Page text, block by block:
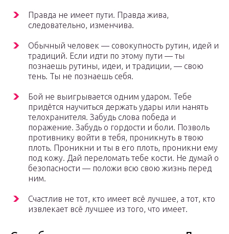
Правда не имеет пути. Правда жива,
следовательно, изменчива.
Обычный человек — совокупность рутин, идей и
традиций. Если идти по этому пути — ты
познаешь рутины, идеи, и традиции, — свою
тень. Ты не познаешь себя.
Бой не выигрывается одним ударом. Тебе
придётся научиться держать удары или нанять
телохранителя. Забудь слова победа и
поражение. Забудь о гордости и боли. Позволь
противнику войти в тебя, проникнуть в твою
плоть. Проникни и ты в его плоть, проникни ему
под кожу. Дай переломать тебе кости. Не думай о
безопасности — положи всю свою жизнь перед
ним.
Счастлив не тот, кто имеет всё лучшее, а тот, кто
извлекает всё лучшее из того, что имеет.